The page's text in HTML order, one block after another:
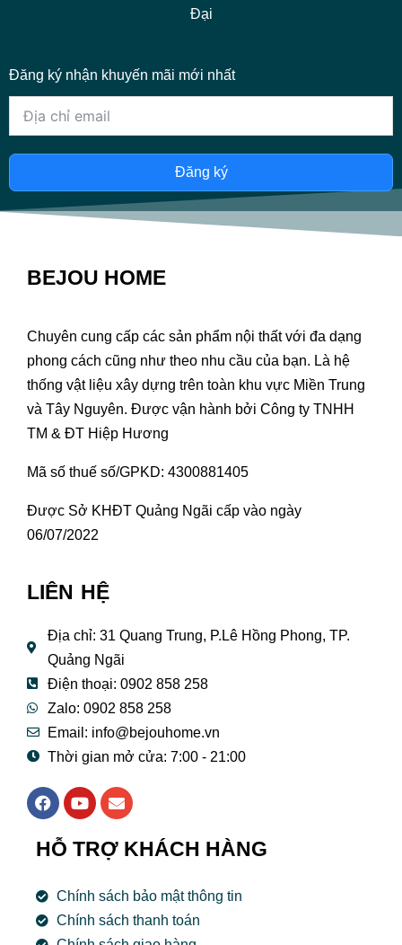
Đại
Đăng ký nhận khuyến mãi mới nhất
Đăng ký
BEJOU HOME
Chuyên cung cấp các sản phẩm nội thất với đa dạng
phong cách cũng như theo nhu cầu của bạn. Là hệ
thống vật liệu xây dựng trên toàn khu vực Miền Trung
và Tây Nguyên. Được vận hành bởi Công ty TNHH
TM & ĐT Hiệp Hương
Mã số thuế số/GPKD: 4300881405
Được Sở KHĐT Quảng Ngãi cấp vào ngày
06/07/2022
LIÊN HỆ
Địa chỉ: 31 Quang Trung, P.Lê Hồng Phong, TP.
Quảng Ngãi
Điện thoại: 0902 858 258
Zalo: 0902 858 258
Email: info@bejouhome.vn
Thời gian mở cửa: 7:00 - 21:00
F
a
e
b
o
k
Y
o
t
u
e
E
n
e
l
p
e
HỖ TRỢ KHÁCH HÀNG
Chính sách bảo mật thông tin
Chính sách thanh toán